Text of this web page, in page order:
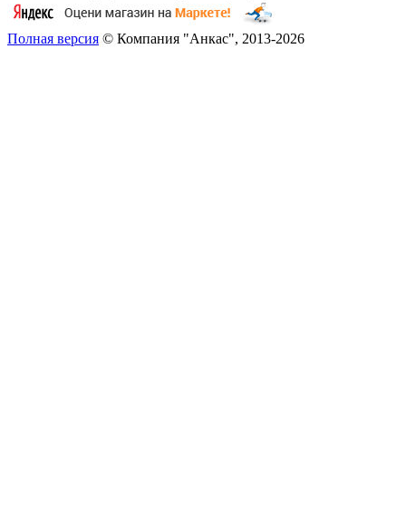
Полная версия © Компания "Анкас", 2013-2026